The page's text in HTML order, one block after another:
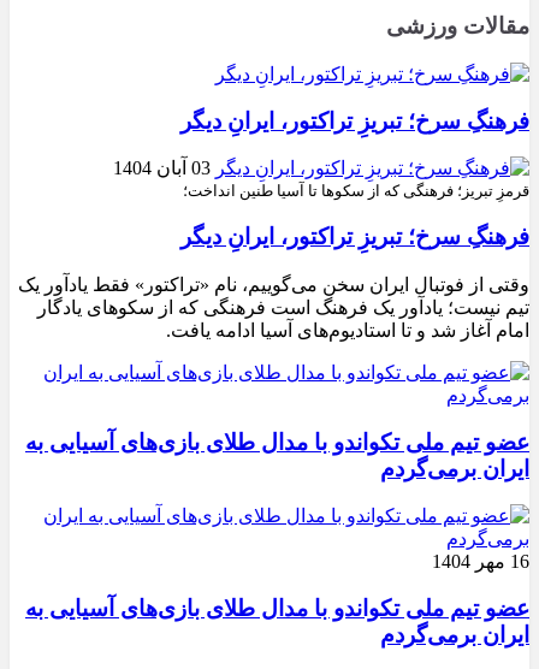
مقالات ورزشی
فرهنگِ سرخ؛ تبریزِ تراکتور، ایرانِ دیگر
03 آبان 1404
قرمزِ تبریز؛ فرهنگی که از سکوها تا آسیا طنین انداخت؛
فرهنگِ سرخ؛ تبریزِ تراکتور، ایرانِ دیگر
وقتی از فوتبال ایران سخن می‌گوییم، نام «تراکتور» فقط یادآور یک
تیم نیست؛ یادآور یک فرهنگ است فرهنگی که از سکوهای یادگار
امام آغاز شد و تا استادیوم‌های آسیا ادامه یافت.
عضو تیم ملی تکواندو با مدال طلای بازی‌های آسیایی به
ایران برمی‌گردم
16 مهر 1404
عضو تیم ملی تکواندو با مدال طلای بازی‌های آسیایی به
ایران برمی‌گردم